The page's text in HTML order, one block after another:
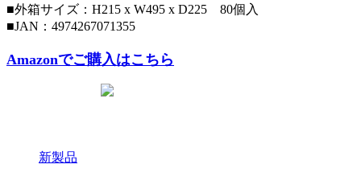
■外箱サイズ：H215 x W495 x D225 80個入
■JAN：4974267071355
Amazonでご購入はこちら
新製品